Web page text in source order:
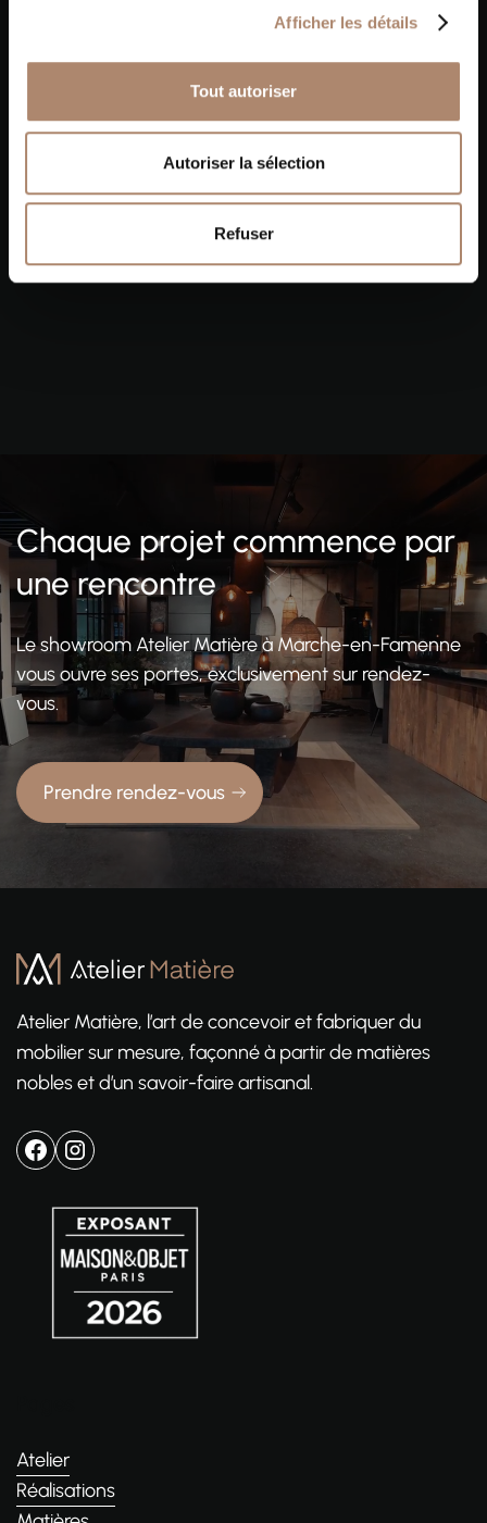
Afficher les détails
Tout autoriser
Autoriser la sélection
Refuser
Chaque projet commence par
une rencontre
Le showroom Atelier Matière à Marche-en-Famenne
vous ouvre ses portes, exclusivement sur rendez-
vous.
Prendre rendez-vous
Atelier Matière, l’art de concevoir et fabriquer du
mobilier sur mesure, façonné à partir de matières
nobles et d’un savoir-faire artisanal.
Atelier
Réalisations